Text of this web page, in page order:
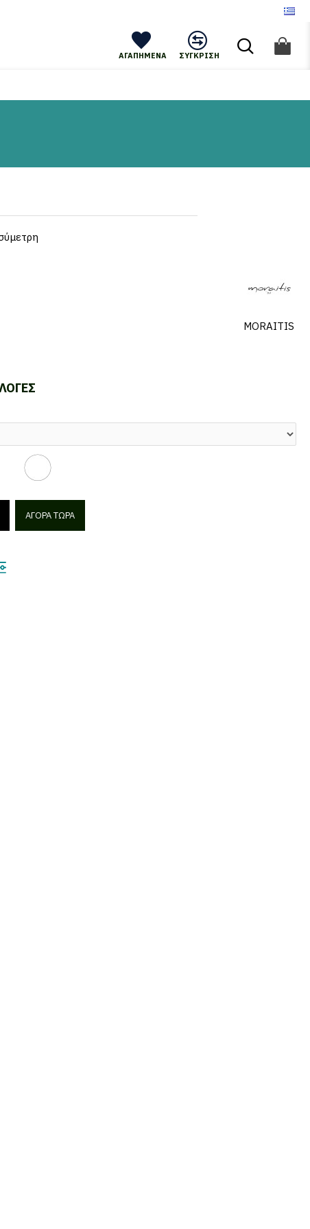
ΑΓΑΠΗΜΈΝΑ
ΣΎΓΚΡΙΣΗ
MORAITIS
ΑΓΟΡΆ ΤΏΡΑ